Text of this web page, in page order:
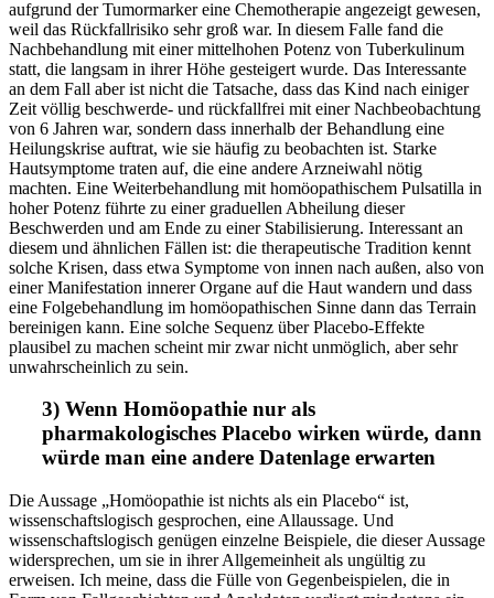
aufgrund der Tumormarker eine Chemotherapie angezeigt gewesen,
weil das Rückfallrisiko sehr groß war. In diesem Falle fand die
Nachbehandlung mit einer mittelhohen Potenz von Tuberkulinum
statt, die langsam in ihrer Höhe gesteigert wurde. Das Interessante
an dem Fall aber ist nicht die Tatsache, dass das Kind nach einiger
Zeit völlig beschwerde- und rückfallfrei mit einer Nachbeobachtung
von 6 Jahren war, sondern dass innerhalb der Behandlung eine
Heilungskrise auftrat, wie sie häufig zu beobachten ist. Starke
Hautsymptome traten auf, die eine andere Arzneiwahl nötig
machten. Eine Weiterbehandlung mit homöopathischem Pulsatilla in
hoher Potenz führte zu einer graduellen Abheilung dieser
Beschwerden und am Ende zu einer Stabilisierung. Interessant an
diesem und ähnlichen Fällen ist: die therapeutische Tradition kennt
solche Krisen, dass etwa Symptome von innen nach außen, also von
einer Manifestation innerer Organe auf die Haut wandern und dass
eine Folgebehandlung im homöopathischen Sinne dann das Terrain
bereinigen kann. Eine solche Sequenz über Placebo-Effekte
plausibel zu machen scheint mir zwar nicht unmöglich, aber sehr
unwahrscheinlich zu sein.
3) Wenn Homöopathie nur als
pharmakologisches Placebo wirken würde, dann
würde man eine andere Datenlage erwarten
Die Aussage „Homöopathie ist nichts als ein Placebo“ ist,
wissenschaftslogisch gesprochen, eine Allaussage. Und
wissenschaftslogisch genügen einzelne Beispiele, die dieser Aussage
widersprechen, um sie in ihrer Allgemeinheit als ungültig zu
erweisen. Ich meine, dass die Fülle von Gegenbeispielen, die in